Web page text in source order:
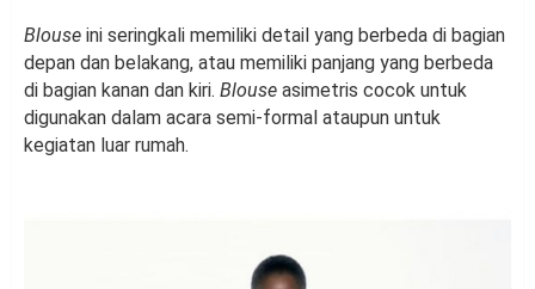
Blouse ini seringkali memiliki detail yang berbeda di bagian
depan dan belakang, atau memiliki panjang yang berbeda
di bagian kanan dan kiri. Blouse asimetris cocok untuk
digunakan dalam acara semi-formal ataupun untuk
kegiatan luar rumah.